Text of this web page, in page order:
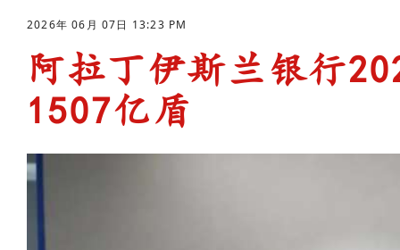
2026年 06月 07日 13:23 PM
阿拉丁伊斯兰银行
1507亿盾